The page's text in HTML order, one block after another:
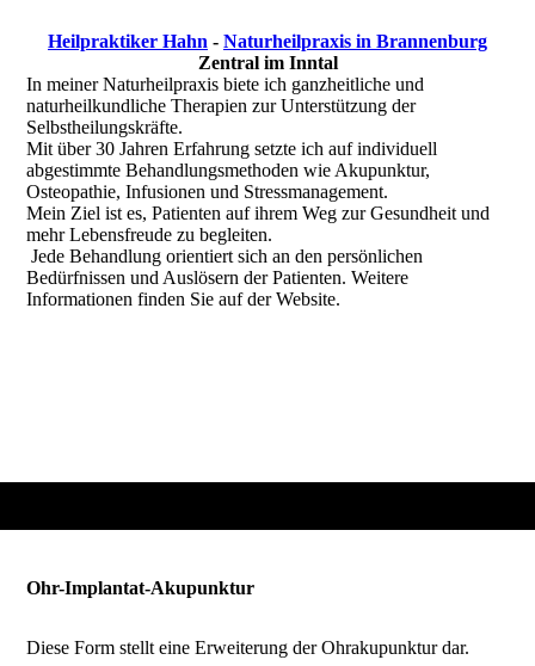
Heilpraktiker Hahn - Naturheilpraxis in Brannenburg
Zentral im Inntal
In meiner Naturheilpraxis biete ich ganzheitliche und
naturheilkundliche Therapien zur Unterstützung der
Selbstheilungskräfte.
Mit über 30 Jahren Erfahrung setzte ich auf individuell
abgestimmte Behandlungsmethoden wie Akupunktur,
Osteopathie, Infusionen und Stressmanagement.
Mein Ziel ist es, Patienten auf ihrem Weg zur Gesundheit und
mehr Lebensfreude zu begleiten.
Jede Behandlung orientiert sich an den persönlichen
Bedürfnissen und Auslösern der Patienten. Weitere
Informationen finden Sie auf der Website.
Ohr-Implantat-Akupunktur
Diese Form stellt eine Erweiterung der Ohrakupunktur dar.